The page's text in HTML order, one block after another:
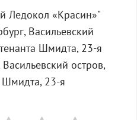
Ледокол «Красин»"
Васильевский
Шмидта, 23-я
остров,
Шмидта, 23-я